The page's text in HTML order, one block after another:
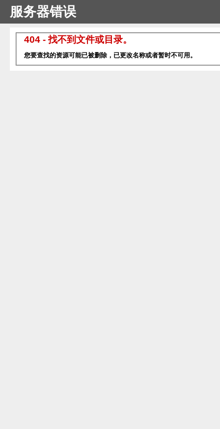
服务器错误
404 - 找不到文件或目录。
您要查找的资源可能已被删除，已更改名称或者暂时不可用。